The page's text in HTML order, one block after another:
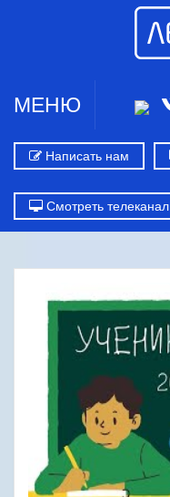
МЕНЮ
Написать нам
Смотреть телеканал